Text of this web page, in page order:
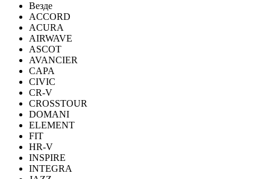
Везде
ACCORD
ACURA
AIRWAVE
ASCOT
AVANCIER
CAPA
CIVIC
CR-V
CROSSTOUR
DOMANI
ELEMENT
FIT
HR-V
INSPIRE
INTEGRA